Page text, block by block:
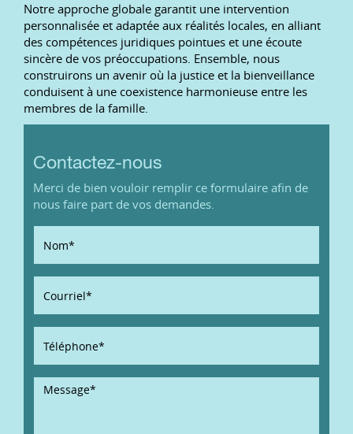
Notre approche globale garantit une intervention
personnalisée et adaptée aux réalités locales, en alliant
des compétences juridiques pointues et une écoute
sincère de vos préoccupations. Ensemble, nous
construirons un avenir où la justice et la bienveillance
conduisent à une coexistence harmonieuse entre les
membres de la famille.
Contactez-nous
Merci de bien vouloir remplir ce formulaire afin de
nous faire part de vos demandes.